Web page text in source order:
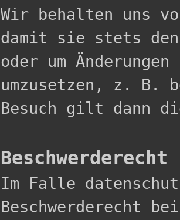
Wir behalten uns
damit sie stets
oder um
umzusetzen, z. B.
Besuch gilt dann
Im Falle
Beschwerderecht